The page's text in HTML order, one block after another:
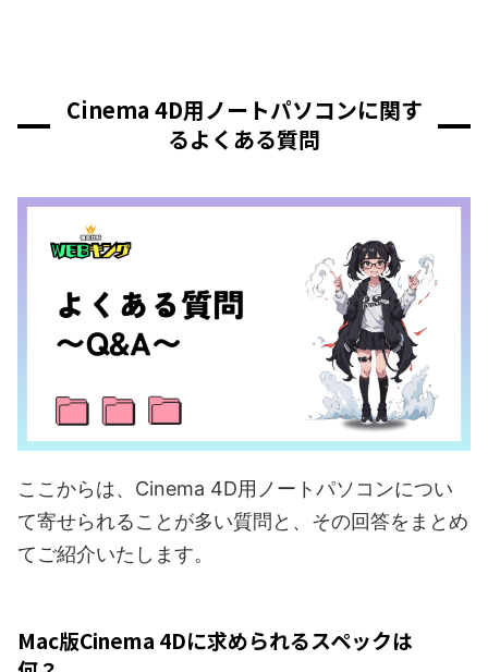
Cinema 4D用ノートパソコンに関す
るよくある質問
ここからは、Cinema 4D用ノートパソコンについ
て寄せられることが多い質問と、その回答をまとめ
てご紹介いたします。
Mac版Cinema 4Dに求められるスペックは